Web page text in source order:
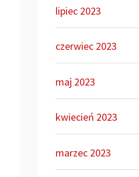
lipiec 2023
czerwiec 2023
maj 2023
kwiecień 2023
marzec 2023